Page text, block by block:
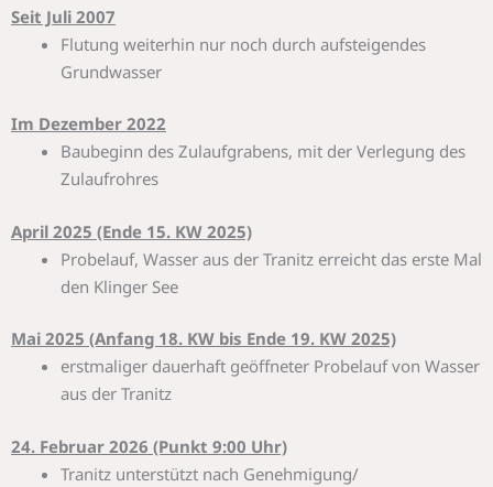
Seit Juli 2007
Flutung weiterhin nur noch durch aufsteigendes
Grundwasser
Im Dezember 2022
Baubeginn des Zulaufgrabens, mit der Verlegung des
Zulaufrohres
April 2025 (Ende 15. KW 2025)
Probelauf, Wasser aus der Tranitz erreicht das erste Mal
den Klinger See
Mai 2025 (Anfang 18. KW bis Ende 19. KW 2025)
erstmaliger dauerhaft geöffneter Probelauf von Wasser
aus der Tranitz
24. Februar 2026 (Punkt 9:00 Uhr)
Tranitz unterstützt nach Genehmigung/